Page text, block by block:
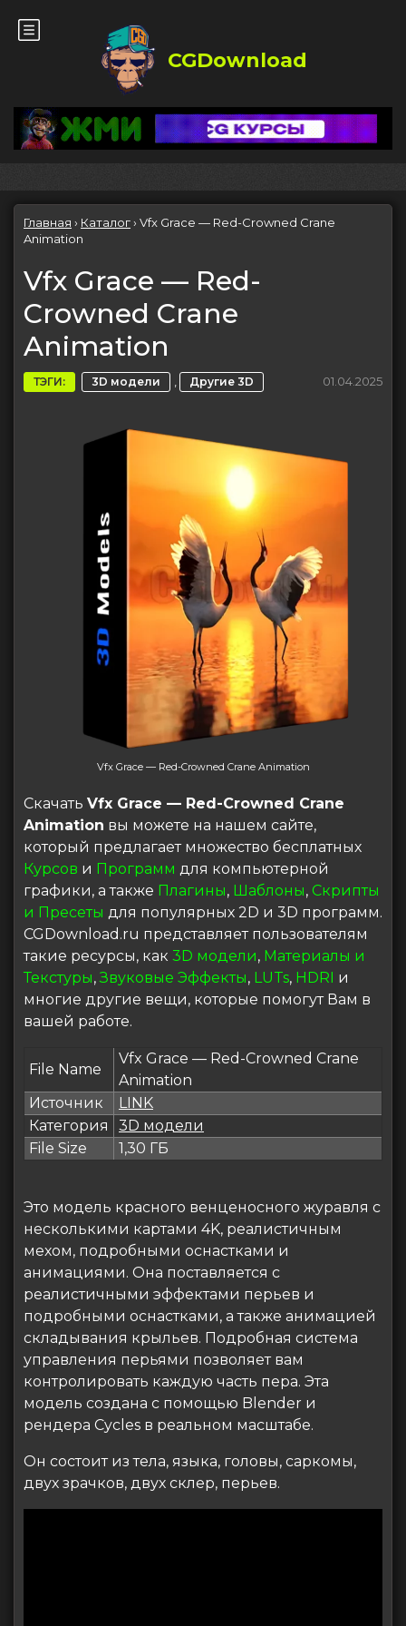
CGDownload
Главная › Каталог› Vfx Grace — Red-Crowned Crane
Animation
Vfx Grace — Red-
Crowned Crane
Animation
ТЭГИ: 3D модели , Другие 3D 01.04.2025
Vfx Grace — Red-Crowned Crane Animation
Скачать Vfx Grace — Red-Crowned Crane
Animation вы можете на нашем сайте,
который предлагает множество бесплатных
Курсов и Программ для компьютерной
графики, а также Плагины, Шаблоны, Скрипты
и Пресеты для популярных 2D и 3D программ.
CGDownload.ru представляет пользователям
такие ресурсы, как 3D модели, Материалы и
Текстуры,Звуковые Эффекты, LUTs, HDRI и
многие другие вещи, которые помогут Вам в
вашей работе.
File Name
Vfx Grace — Red-Crowned Crane
Animation
Источник
LINK
Категория
3D модели
File Size
1,30 ГБ
Это модель красного венценосного журавля с
несколькими картами 4K, реалистичным
мехом, подробными оснастками и
анимациями. Она поставляется с
реалистичными эффектами перьев и
подробными оснастками, а также анимацией
складывания крыльев. Подробная система
управления перьями позволяет вам
контролировать каждую часть пера. Эта
модель создана с помощью Blender и
рендера Cycles в реальном масштабе.
Он состоит из тела, языка, головы, саркомы,
двух зрачков, двух склер, перьев.